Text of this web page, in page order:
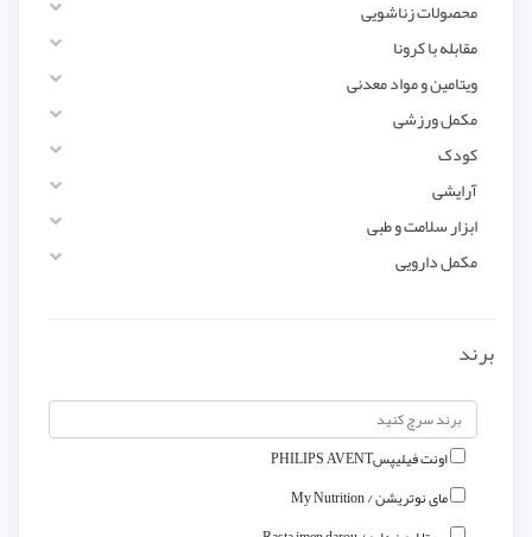
محصولات زناشویی
مقابله با کرونا
ویتامین و مواد معدنی
مکمل ورزشی
کودک
آرایشی
ابزار سلامت و طبی
مکمل دارویی
برند
اونت فیلیپسPHILIPS AVENT
مای نوتریشن / My Nutrition